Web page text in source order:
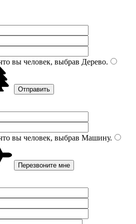
вы человек, выбрав Дерево.
вы человек, выбрав Машину.